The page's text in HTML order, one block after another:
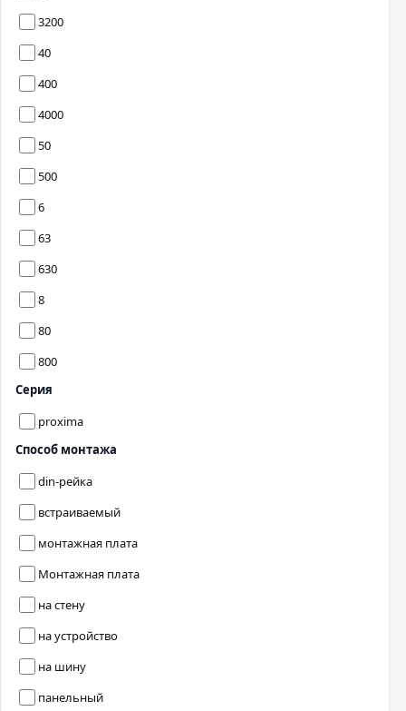
3200
40
400
4000
50
500
6
63
630
8
80
800
Серия
proxima
Способ монтажа
din-рейка
встраиваемый
монтажная плата
Монтажная плата
на стену
на устройство
на шину
панельный